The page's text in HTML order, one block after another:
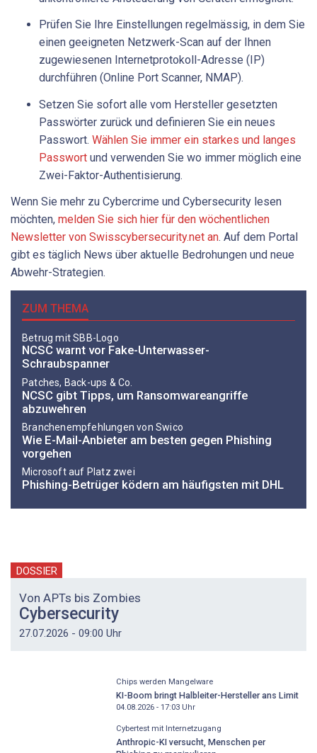
Prüfen Sie Ihre Einstellungen regelmässig, in dem Sie
einen geeigneten Netzwerk-Scan auf der Ihnen
zugewiesenen Internetprotokoll-Adresse (IP)
durchführen (Online Port Scanner, NMAP).
Setzen Sie sofort alle vom Hersteller gesetzten
Passwörter zurück und definieren Sie ein neues
Passwort. Wählen Sie immer ein starkes und langes
Passwort und verwenden Sie wo immer möglich eine
Zwei-Faktor-Authentisierung.
Wenn Sie mehr zu Cybercrime und Cybersecurity lesen
möchten, melden Sie sich hier für den wöchentlichen
Newsletter von Swisscybersecurity.net an. Auf dem Portal
gibt es täglich News über aktuelle Bedrohungen und neue
Abwehr-Strategien.
ZUM THEMA
Betrug mit SBB-Logo
NCSC warnt vor Fake-Unterwasser-
Schraubspanner
Patches, Back-ups & Co.
NCSC gibt Tipps, um Ransomwareangriffe
abzuwehren
Branchenempfehlungen von Swico
Wie E-Mail-Anbieter am besten gegen Phishing
vorgehen
Microsoft auf Platz zwei
Phishing-Betrüger ködern am häufigsten mit DHL
DOSSIER
Von APTs bis Zombies
Cybersecurity
27.07.2026 - 09:00 Uhr
Chips werden Mangelware
KI-Boom bringt Halbleiter-Hersteller ans Limit
04.08.2026 - 17:03Uhr
Cybertest mit Internetzugang
Anthropic-KI versucht, Menschen per